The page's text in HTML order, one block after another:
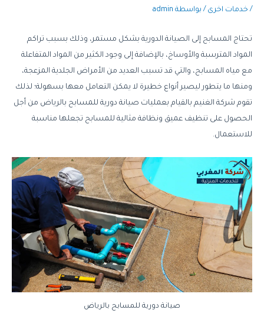
/ خدمات اخرى / بواسطة admin
تحتاج المسابح إلى الصيانة الدورية بشكل مستمر، وذلك بسبب تراكم
المواد المترسبة والأوساخ، بالإضافة إلى وجود الكثير من المواد المتفاعلة
مع مياه المسابح، والتي قد تسبب العديد من الأمراض الجلدية المزعجة،
ومنها ما يتطور ليصير أنواع خطيرة لا يمكن التعامل معها بسهولة؛ لذلك
تقوم شركة الغنيم بالقيام بعمليات صيانة دورية للمسابح بالرياض من أجل
الحصول على تنظيف عميق ونظافة مثالية للمسابح تجعلها مناسبة
للاستعمال.
صيانة دورية للمسابح بالرياض